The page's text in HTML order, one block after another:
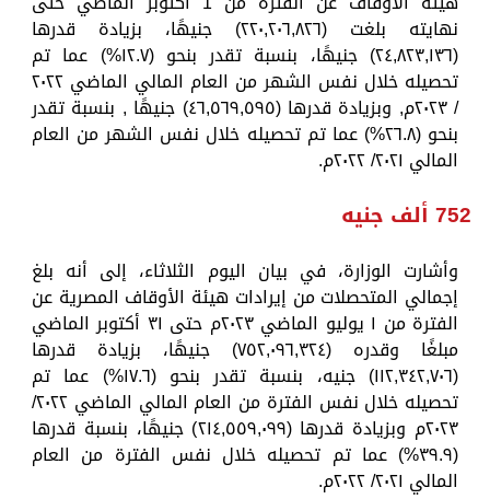
نهايته بلغت (٢٢٠,٢٠٦,٨٢٦) جنيهًا، بزيادة قدرها
(٢٤,٨٢٣,١٣٦) جنيهًا، بنسبة تقدر بنحو (١٢.٧%) عما تم
تحصيله خلال نفس الشهر من العام المالي الماضي ٢٠٢٢
/ ٢٠٢٣م, وبزيادة قدرها (٤٦,٥٦٩,٥٩٥) جنيهًا , بنسبة تقدر
بنحو (٢٦.٨%) عما تم تحصيله خلال نفس الشهر من العام
المالي ٢٠٢١/ ٢٠٢٢م.
752 ألف جنيه
وأشارت الوزارة، في بيان اليوم الثلاثاء، إلى أنه بلغ
إجمالي المتحصلات من إيرادات هيئة الأوقاف المصرية عن
الفترة من ١ يوليو الماضي ٢٠٢٣م حتى ٣١ أكتوبر الماضي
مبلغًا وقدره (٧٥٢,٠٩٦,٣٢٤) جنيهًا، بزيادة قدرها
(١١٢,٣٤٢,٧٠٦) جنيه، بنسبة تقدر بنحو (١٧.٦%) عما تم
تحصيله خلال نفس الفترة من العام المالي الماضي ٢٠٢٢/
٢٠٢٣م وبزيادة قدرها (٢١٤,٥٥٩,٠٩٩) جنيهًا، بنسبة قدرها
(٣٩.٩%) عما تم تحصيله خلال نفس الفترة من العام
المالي ٢٠٢١/ ٢٠٢٢م.